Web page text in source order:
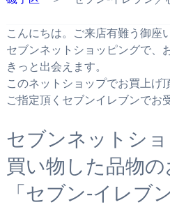
こんにちは。ご来店有難う御座
セブンネットショッピングで、
きっと出会えます。
このネットショップでお買上げ
ご指定頂くセブンイレブンでお
セブンネットシ
買い物した品物
「セブン‐イレブ